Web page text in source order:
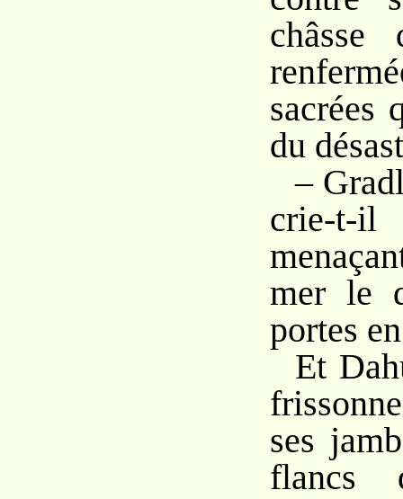
châsse
sacrées
du
–
crie-t-
mer le
portes
Et
ses
flancs